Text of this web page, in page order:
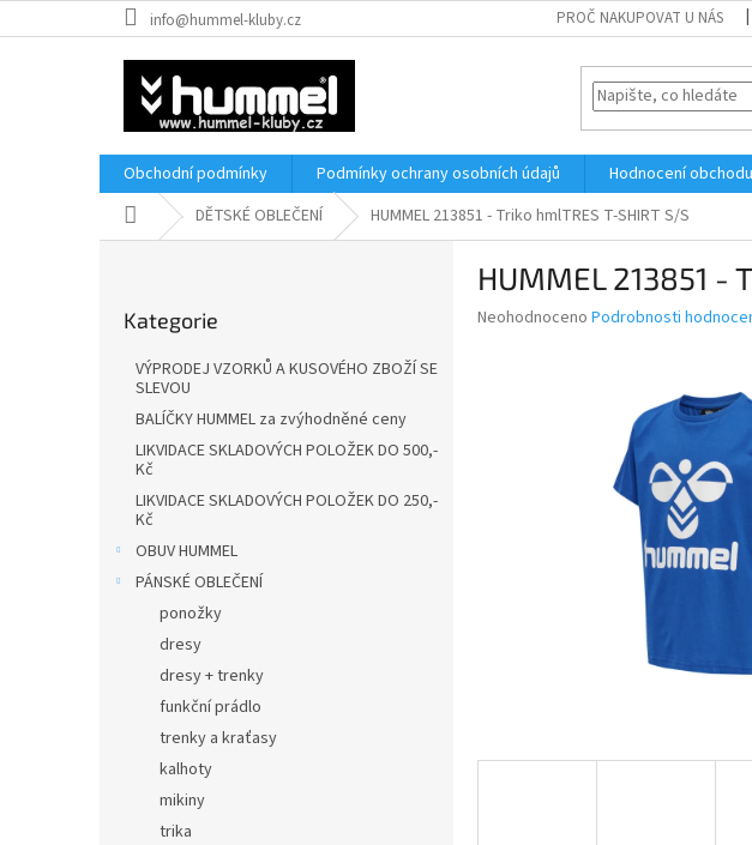
na
info@hummel-kluby.cz PROČ NAKUPOVAT U NÁS
Obchodní podmínky Podmínky ochrany osobních údajů Hodnocení obchodu
Domů DĚTSKÉ OBLEČENÍ HUMMEL 213851 - Triko hmlTRES T-SHIRT S/S
kategorie
Kategorie
VÝPRODEJ VZORKŮ A KUSOVÉHO ZBOŽÍ SE
SLEVOU
BALÍČKY HUMMEL za zvýhodněné ceny
LIKVIDACE SKLADOVÝCH POLOŽEK DO 500,-
Kč
LIKVIDACE SKLADOVÝCH POLOŽEK DO 250,-
Kč
OBUV HUMMEL
PÁNSKÉ OBLEČENÍ
ponožky
dresy
dresy + trenky
funkční prádlo
trenky a kraťasy
kalhoty
mikiny
trika
HUMMEL 213851 -
Průměrné
Neohodnoceno Podrobnosti